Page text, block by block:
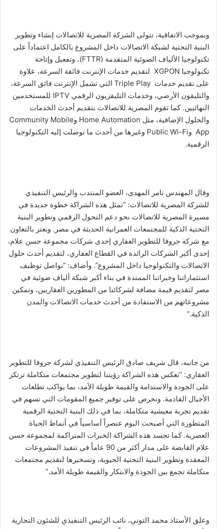
وبموجب الاتفاقية، تتولى الشركة المصرية للاتصالات إنشاء وتطوير
البنية التحتية لشبكة الاتصالات داخل المشروع بالكامل اعتماداً على
تكنولوجيا الألياف الضوئية المتقدمة (FTTR)، وتفعيل وإتاحة
تكنولوجيا XGPON لتقديم خدمات الإنترنت فائقة السرعة، علاوة
على تقديم خدمات Triple Play التي تشمل الإنترنت فائق السرعة،
والتليفون الأرضي، وخدمات التليفزيون الرقمي IPTV للمستخدمين
النهائيين. كما تقوم المصرية للاتصالات بتقديم أحدث الخدمات
والحلول الإضافية، مثل Home Automation وCommunity Mobile
App وPublic Wi-Fi وغيرها من أحدث ما توصلت إليه التكنولوجيا
الرقمية.
وقال المهندس تامر المهدى، العضو المنتدب والرئيس التنفيذي
للشركة المصرية للاتصالات: “تمثل هذه الشراكة خطوة جديدة في
مسيرة المصرية للاتصالات نحو دعم التحول الرقمي وتطوير البنية
التحتية الذكية للمجتمعات العمرانية الحديثة في مصر. ونعتز بالتعاون
مع شركة جروفا للتطوير العقاري إحدى شركات مجموعة حسن علام،
إحدى أكبر الشركات الرائدة في القطاع العقاري، لتقديم أحدث حلول
الاتصالات والتكنولوجيا داخل المشروع”. وأضاف: “نواصل توظيف
استثماراتنا وخبراتنا الممتدة في بناء أكبر شبكة ألياف ضوئية في
مصر لتقديم قيمة مضافة لشركائنا من المطورين العقاريين، وتمكين
مشروعاتهم من الاستفادة من أحدث خدمات الاتصالات والمدن
الذكية.”
من جانبه، قال شريف صادق الرئيس التنفيذي لشركة جروفا للتطوير
العقاري: “تعكس هذه الشراكة رؤيتنا لتطوير مجتمعات متكاملة ترتكز
على الجودة والاستدامة والقيمة طويلة الأمد، بما يواكب تطلعات
الأجيال القادمة. ونحرص على توفير جميع المقومات التي تسهم في
تقديم تجربة معيشية متكاملة، بما في ذلك البنية التحتية الرقمية
المتطورة التي أصبحت اليوم عنصراً أساسياً في أنماط الحياة
العصرية. كما تجسد هذه الشراكة الخبرات المتراكمة لمجموعة حسن
علام القابضة على مدار أكثر من 90 عاماً في تنفيذ المشروعات
المعقدة وتطوير البنية التحتية الحيوية، وتسخيرها لتقديم مجتمعات
متكاملة تجمع بين الجودة والابتكار والقيمة طويلة الأمد.”
وعلق الأستاذ محمد التوني، نائب الرئيس التنفيذي للشئون التجارية